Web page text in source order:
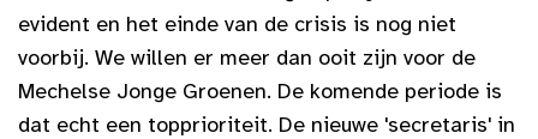
evident en het einde van de crisis is nog niet
voorbij. We willen er meer dan ooit zijn voor de
Mechelse Jonge Groenen. De komende periode is
dat echt een topprioriteit. De nieuwe 'secretaris' in